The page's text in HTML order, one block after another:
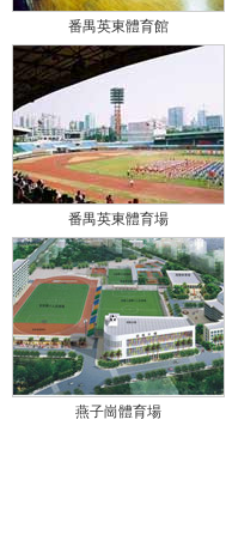
番禺英東體育館
番禺英東體育場
燕子崗體育場